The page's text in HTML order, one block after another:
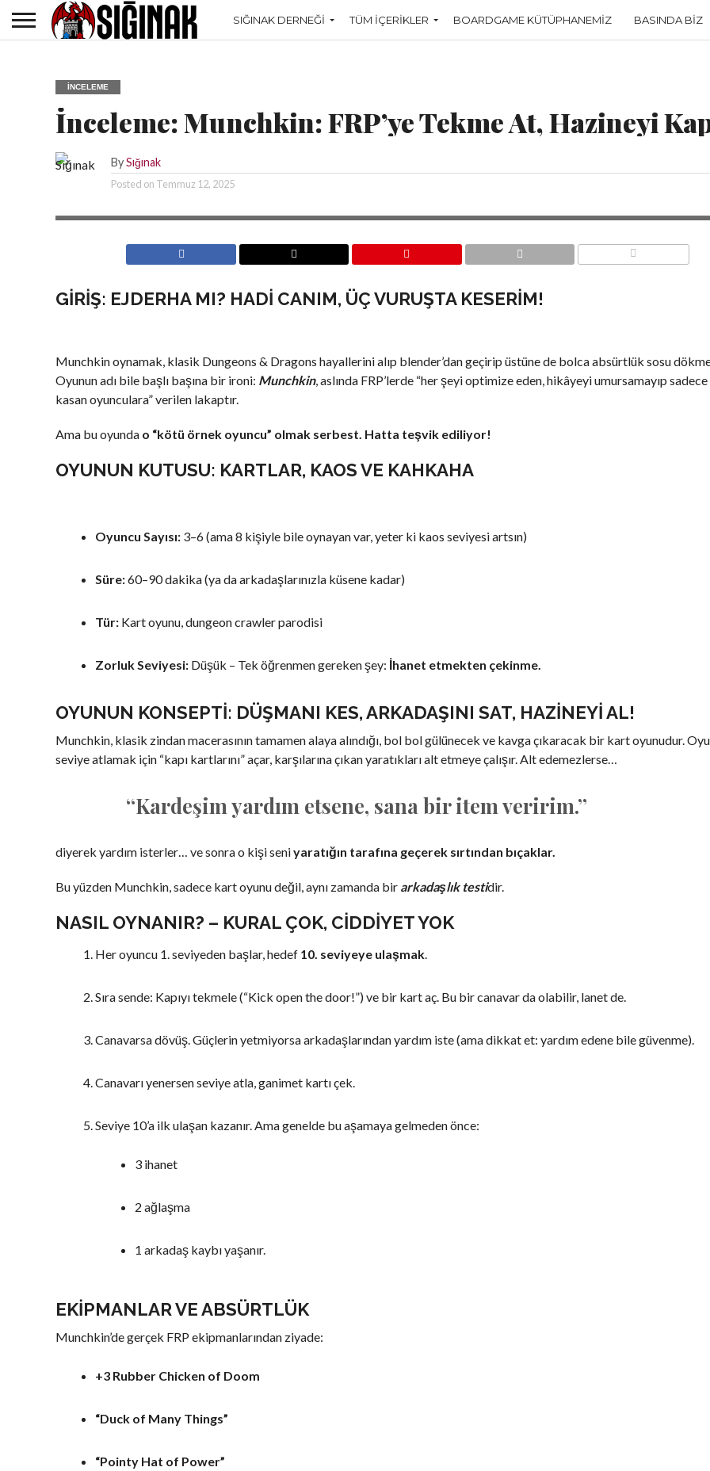
SIĞINAK DERNEĞI TÜM İÇERIKLER BOARDGAME KÜTÜPHANEMIZ BASINDA BIZ
İNCELEME
İnceleme: Munchkin: FRP’ye Tekme At, Hazineyi
By Sığınak
Posted on Temmuz 12, 2025
GIRIŞ: EJDERHA MI? HADI CANIM, ÜÇ VURUŞTA KESERIM!
Munchkin oynamak, klasik Dungeons & Dragons hayallerini alıp blender’dan geçirip üstüne de bolca absürtlük sosu
Oyunun adı bile başlı başına bir ironi: Munchkin, aslında FRP’lerde “her şeyi optimize eden, hikâyeyi umursamayıp
kasan oyunculara” verilen lakaptır.
Ama bu oyunda o “kötü örnek oyuncu” olmak serbest. Hatta teşvik ediliyor!
OYUNUN KUTUSU: KARTLAR, KAOS VE KAHKAHA
Oyuncu Sayısı: 3–6 (ama 8 kişiyle bile oynayan var, yeter ki kaos seviyesi artsın)
Süre:60–90 dakika (ya da arkadaşlarınızla küsene kadar)
Tür: Kart oyunu, dungeon crawler parodisi
Zorluk Seviyesi: Düşük – Tek öğrenmen gereken şey: İhanet etmekten çekinme.
OYUNUN KONSEPTI: DÜŞMANI KES, ARKADAŞINI SAT, HAZINEYI AL!
Munchkin, klasik zindan macerasının tamamen alaya alındığı, bol bol gülünecek ve kavga çıkaracak bir kart oyunudur.
seviye atlamak için “kapı kartlarını” açar, karşılarına çıkan yaratıkları alt etmeye çalışır. Alt edemezlerse…
“Kardeşim yardım etsene, sana bir item veririm.”
diyerek yardım isterler… ve sonra o kişi seniyaratığın tarafına geçerek sırtından bıçaklar.
Bu yüzden Munchkin, sadece kart oyunu değil, aynı zamanda bir arkadaşlık testidir.
NASIL OYNANIR? – KURAL ÇOK, CIDDIYET YOK
Her oyuncu 1. seviyeden başlar, hedef 10. seviyeye ulaşmak.
Sıra sende: Kapıyı tekmele (“Kick open the door!”) ve bir kart aç. Bu bir canavar da olabilir, lanet de.
Canavarsa dövüş. Güçlerin yetmiyorsa arkadaşlarından yardım iste (ama dikkat et: yardım edene bile güvenme).
Canavarı yenersen seviye atla, ganimet kartı çek.
Seviye 10’a ilk ulaşan kazanır. Ama genelde bu aşamaya gelmeden önce:
3 ihanet
2 ağlaşma
1 arkadaş kaybı yaşanır.
EKIPMANLAR VE ABSÜRTLÜK
Munchkin’de gerçek FRP ekipmanlarından ziyade:
+3 Rubber Chicken of Doom
“Duck of Many Things”
“Pointy Hat of Power”